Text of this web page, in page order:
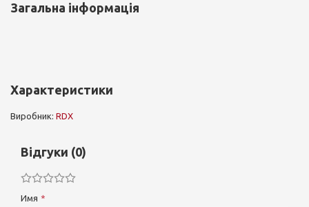
Загальна інформація
Характеристики
Виробник: RDX
Відгуки (0)
Имя